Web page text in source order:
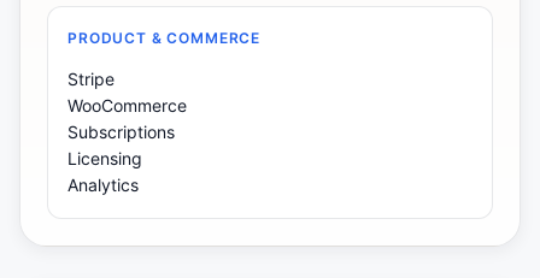
PRODUCT & COMMERCE
Stripe
WooCommerce
Subscriptions
Licensing
Analytics